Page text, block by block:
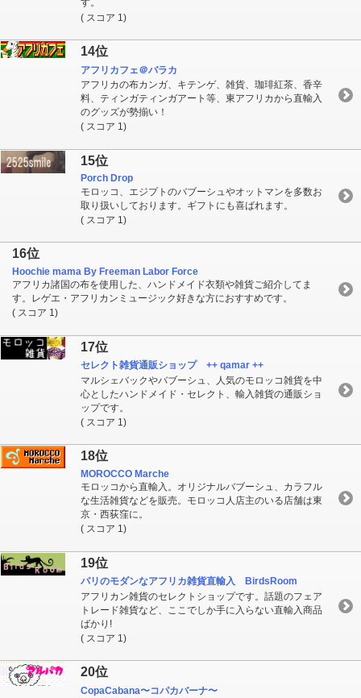
す。
( スコア 1)
14位
アフリカフェ＠バラカ
アフリカの布カンガ、キテンゲ、雑貨、珈琲紅茶、香辛
料、ティンガティンガアート等、東アフリカから直輸入
のグッズが勢揃い！
( スコア 1)
15位
Porch Drop
モロッコ、エジプトのバブーシュやオットマンを多数お
取り扱いしております。ギフトにも喜ばれます。
( スコア 1)
16位
Hoochie mama By Freeman Labor Force
アフリカ諸国の布を使用した、ハンドメイド衣類や雑貨ご紹介してま
す。レゲエ・アフリカンミュージック好きな方におすすめです。
( スコア 1)
17位
セレクト雑貨通販ショップ ++ qamar ++
マルシェバックやバブーシュ、人気のモロッコ雑貨を中
心としたハンドメイド・セレクト、輸入雑貨の通販ショ
ップです。
( スコア 1)
18位
MOROCCO Marche
モロッコから直輸入。オリジナルバブーシュ、カラフル
な生活雑貨などを販売。モロッコ人店主のいる店舗は東
京・西荻窪に。
( スコア 1)
19位
パリのモダンなアフリカ雑貨直輸入 BirdsRoom
アフリカン雑貨のセレクトショップです。話題のフェア
トレード雑貨など、ここでしか手に入らない直輸入商品
ばかり!
( スコア 1)
20位
CopaCabana〜コパカバーナ〜